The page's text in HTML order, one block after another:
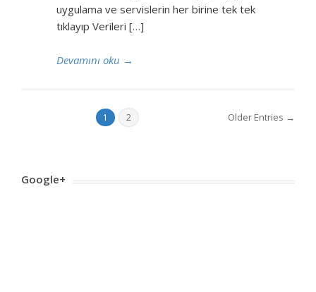
uygulama ve servislerin her birine tek tek
tıklayıp Verileri […]
Devamını oku →
1 2 Older Entries →
Google+